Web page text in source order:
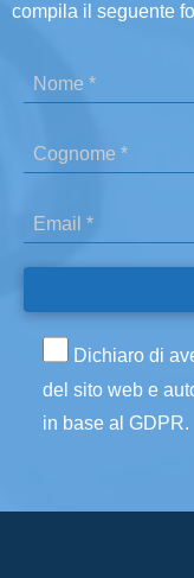
compila il seguente
Dichiaro di
del sito web e
in base al GDPR.